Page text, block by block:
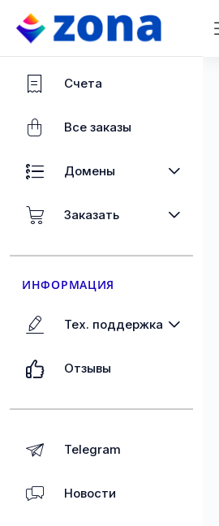
Счета
Все заказы
Домены
Заказать
ИНФОРМАЦИЯ
Тех. поддержка
Отзывы
Telegram
Новости